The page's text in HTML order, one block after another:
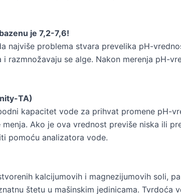
je 7,2-7,6!
najviše problema stvara prevelika pH-
razmnožavaju se alge. Nakon merenja pH-
TA)
kapacitet vode za prihvat promene pH-
menja. Ako je ova vrednost previše niska ili
pomoću analizatora vode.
kalcijumovih i magnezijumovih soli,
štetu u mašinskim jedinicama.